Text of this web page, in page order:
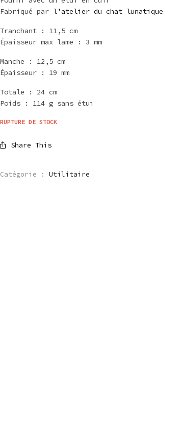
Fabriqué par l’atelier du chat lunatique
Tranchant : 11,5 cm
Épaisseur max lame : 3 mm
Manche : 12,5 cm
Épaisseur : 19 mm
Totale : 24 cm
Poids : 114 g sans étui
RUPTURE DE STOCK
Share This
Catégorie :Utilitaire